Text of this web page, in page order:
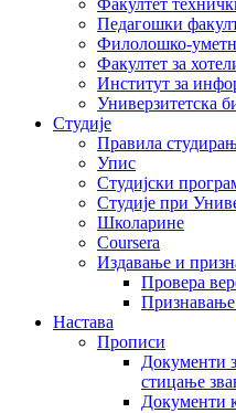
Факултет
Педагошки
Филолошко-
Факултет за
Институт за
Универзитетска
Студије
Правила
Упис
Студијски
Студије при
Школарине
Coursera
Издавање и
Провера
Признавање
Настава
Прописи
Документи
стицање
Документи